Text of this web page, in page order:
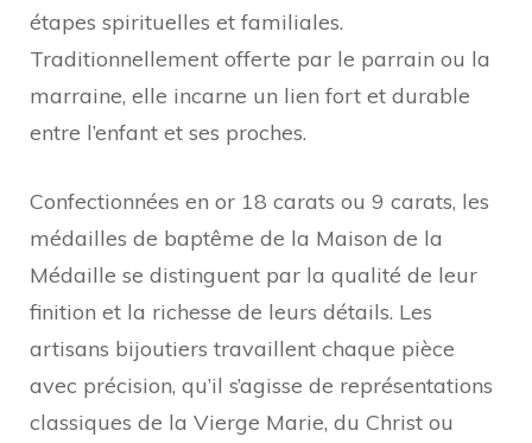
étapes spirituelles et familiales.
Traditionnellement offerte par le parrain ou la
marraine, elle incarne un lien fort et durable
entre l’enfant et ses proches.
Confectionnées en or 18 carats ou 9 carats, les
médailles de baptême de la Maison de la
Médaille se distinguent par la qualité de leur
finition et la richesse de leurs détails. Les
artisans bijoutiers travaillent chaque pièce
avec précision, qu’il s’agisse de représentations
classiques de la Vierge Marie, du Christ ou